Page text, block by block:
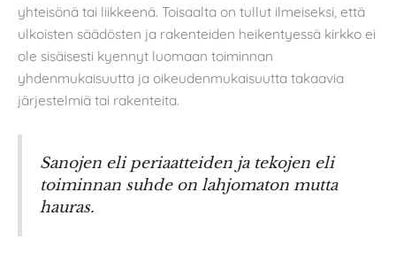
yhteisönä tai liikkeenä. Toisaalta on tullut ilmeiseksi, että
ulkoisten säädösten ja rakenteiden heikentyessä kirkko ei
ole sisäisesti kyennyt luomaan toiminnan
yhdenmukaisuutta ja oikeudenmukaisuutta takaavia
järjestelmiä tai rakenteita.
Sanojen eli periaatteiden ja tekojen eli
toiminnan suhde on lahjomaton mutta
hauras.